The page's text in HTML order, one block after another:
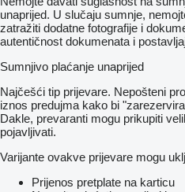
unaprijed. U slučaju sumnje,
zatražiti dodatne fotografije i
autentičnost dokumenata i
Sumnjivo plaćanje unaprijed
Najčešći tip prijevare. Nepošteni
iznos predujma kako bi
Dakle, prevaranti mogu prikupiti
pojavljivati.
Varijante ovakve prijevare mogu
Prijenos pretplate na karticu